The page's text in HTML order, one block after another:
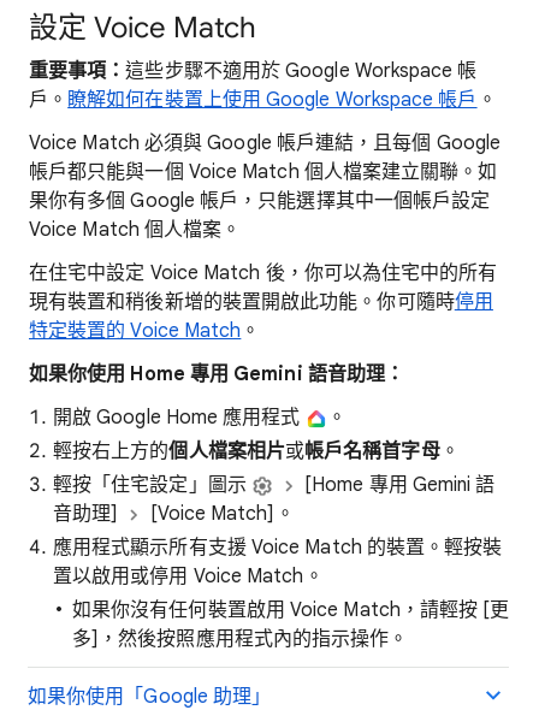
設定 Voice Match
重要事項：這些步驟不適用於 Google Workspace 帳
戶。 瞭解如何在裝置上使用 Google Workspace 帳戶 。
Voice Match 必須與 Google 帳戶連結，且每個 Google
帳戶都只能與一個 Voice Match 個人檔案建立關聯。如
果你有多個 Google 帳戶，只能選擇其中一個帳戶設定
Voice Match 個人檔案。
在住宅中設定 Voice Match 後，你可以為住宅中的所有
現有裝置和稍後新增的裝置開啟此功能。你可隨時停用
特定裝置的 Voice Match 。
如果你使用 Home 專用 Gemini 語音助理：
開啟 Google Home 應用程式
。
輕按右上方的個人檔案相片或帳戶名稱首字母。
輕按「住宅設定」圖示
[Home 專用 Gemini 語
音助理]
[Voice Match] 。
應用程式顯示所有支援 Voice Match 的裝置。輕按裝
置以啟用或停用 Voice Match。
如果你沒有任何裝置啟用 Voice Match，請輕按 [更
多] ，然後按照應用程式內的指示操作。
如果你使用「Google 助理」